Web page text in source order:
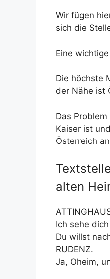
Wir fügen
sich die
Eine
Die höchste
der Nähe ist
Das
Kaiser ist
Österreich
alten
Ich sehe
Du willst
RUDENZ.
Ja, Oheim,